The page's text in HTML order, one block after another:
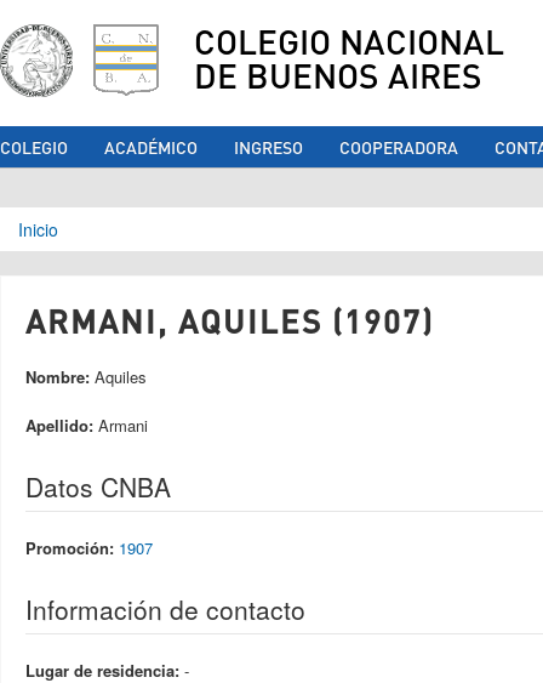
COLEGIO NACIONAL
DE BUENOS AIRES
COLEGIO ACADÉMICO INGRESO COOPERADORA
Se encuentra usted aquí
Inicio
ARMANI, AQUILES (1907)
Nombre: Aquiles
Apellido: Armani
Datos CNBA
Promoción: 1907
Información de contacto
Lugar de residencia: -